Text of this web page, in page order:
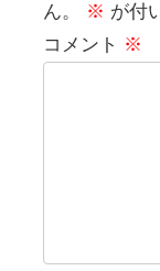
ん。
※ が付
コメント ※